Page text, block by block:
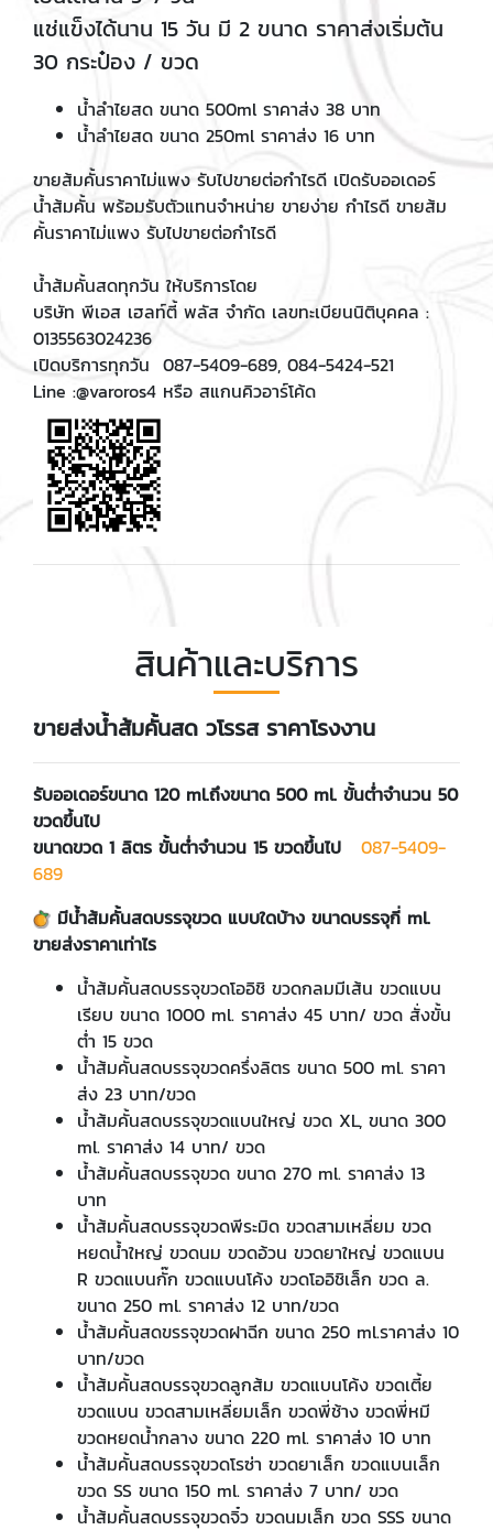
แช่แข็งได้นาน 15 วัน มี 2 ขนาด ราคาส่งเริ่มต้น
30 กระป๋อง / ขวด
น้ำลำไยสด ขนาด 500ml ราคาส่ง 38 บาท
น้ำลำไยสด ขนาด 250ml ราคาส่ง 16 บาท
ขายส้มคั้นราคาไม่แพง รับไปขายต่อกำไรดี เปิดรับออเดอร์
น้ำส้มคั้น พร้อมรับตัวแทนจำหน่าย ขายง่าย กำไรดี ขายส้ม
คั้นราคาไม่แพง รับไปขายต่อกำไรดี ​
น้ำส้มคั้นสดทุกวัน ให้บริการโดย
บริษัท พีเอส เฮลท์ตี้ พลัส จำกัด เลขทะเบียนนิติบุคคล :
0135563024236
เปิดบริการทุกวัน ​ 087-5409-689, 084-5424-521
Line :@varoros4 หรือ สแกนคิวอาร์โค้ด
สินค้าและบริการ
ขายส่งน้ำส้มคั้นสด วโรรส ราคาโรงงาน
รับออเดอร์ขนาด 120 ml.ถึงขนาด 500 ml. ขั้นต่ำจำนวน 50
ขวดขึ้นไป
ขนาดขวด 1 ลิตร ขั้นต่ำจำนวน 15 ขวดขึ้นไป ​
087-5409-
689
​มีน้ำส้มคั้นสดบรรจุขวด แบบใดบ้าง ขนาดบรรจุกี่ ml.
ขายส่งราคาเท่าไร
น้ำส้มคั้นสดบรรจุขวดโออิชิ ขวดกลมมีเส้น ขวดแบน
เรียบ ขนาด 1000 ml. ราคาส่ง 45 บาท/ ขวด สั่งขั้น
ต่ำ 15 ขวด
น้ำส้มคั้นสดบรรจุขวดครึ่งลิตร ขนาด 500 ml. ราคา
ส่ง 23 บาท/ขวด
น้ำส้มคั้นสดบรรจุขวดแบนใหญ่ ขวด XL, ขนาด 300
ml. ราคาส่ง 14 บาท/ ขวด
น้ำส้มคั้นสดบรรจุขวด ขนาด 270 ml. ราคาส่ง 13
บาท
น้ำส้มคั้นสดบรรจุขวดพีระมิด ขวดสามเหลี่ยม ขวด
หยดน้ำใหญ่ ขวดนม ขวดอ้วน ขวดยาใหญ่ ขวดแบน
R ขวดแบนกั๊ก ขวดแบนโค้ง ขวดโออิชิเล็ก ขวด ล.
ขนาด 250 ml. ราคาส่ง 12 บาท/ขวด
น้ำส้มคั้นสดขรรจุขวดฝาฉีก ขนาด 250 ml.ราคาส่ง 10
บาท/ขวด
น้ำส้มคั้นสดบรรจุขวดลูกส้ม ขวดแบนโค้ง ขวดเตี้ย
ขวดแบน ขวดสามเหลี่ยมเล็ก ขวดพี่ช้าง ขวดพี่หมี
ขวดหยดน้ำกลาง ขนาด 220 ml. ราคาส่ง 10 บาท
น้ำส้มคั้นสดบรรจุขวดโรซ่า ขวดยาเล็ก ขวดแบนเล็ก
ขวด SS ขนาด 150 ml. ราคาส่ง 7 บาท/ ขวด
น้ำส้มคั้นสดบรรจุขวดจิ๋ว ขวดนมเล็ก ขวด SSS ขนาด